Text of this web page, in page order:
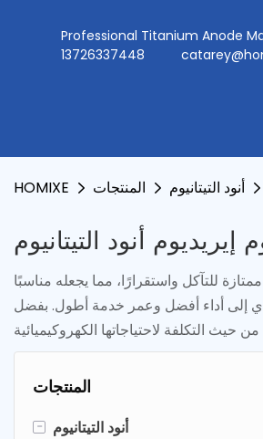
Professional Titanium
13726337448
HOMIXE المنتجات أنود التيتانيوم
إيريديوم أنود التيتانيوم
للتآكل واستقرارًا، مما يجعله مناسبًا
يؤدي إلى أداء أفضل وعمر خدمة أطول. بفضل
المنتجات
-
أنود التيتانيوم